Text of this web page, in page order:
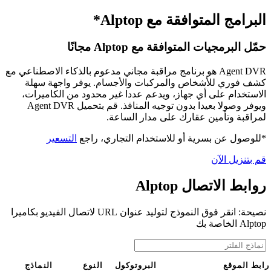
البرامج المتوافقة مع Alptop*
حمّل البرمجيات المتوافقة مع Alptop مجانًا
Agent DVR هو برنامج مراقبة مجاني مدعوم بالذكاء الاصطناعي مع
كشف فوري للأشخاص والمركبات والأجسام. يوفر واجهة سهلة
الاستخدام على أي جهاز، ويدعم عددا غير محدود من الكاميرات،
ويوفر وصولا بعيدا بدون توجيه المنافذ. قم بتحميل Agent DVR
لمراقبة وتأمين عقارك على مدار الساعة.
*للوصول عن بسرية أو للاستخدام التجاري، راجع التسعير
قم بتنزيل الآن
روابط الاتصال Alptop
نصيحة: انقر فوق النموذج لتوليد عنوان URL لاتصال الفيديو بكاميرا
Alptop الخاصة بك
النماذج النوع البروتوكول رابط الموقع